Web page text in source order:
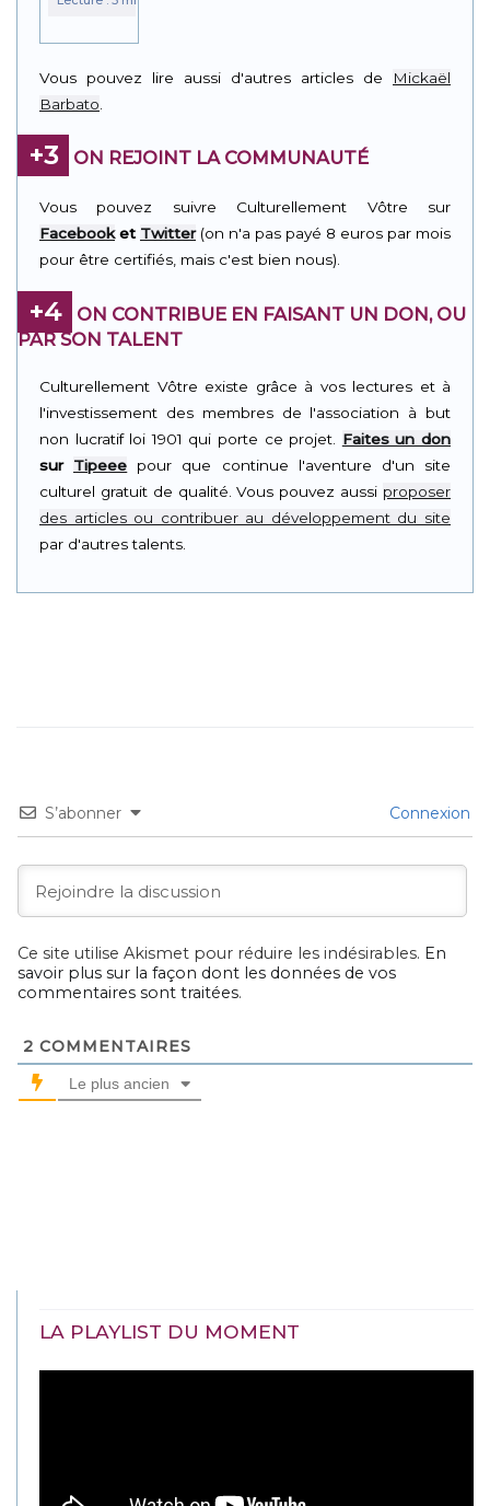
Vous pouvez lire aussi d'autres articles de
Mickaël
Barbato
+3 ON REJOINT LA COMMUNAUTÉ
Vous pouvez suivre Culturellement Vôtre sur
Facebooket Twitter(on n'a pas payé 8 euros par mois
pour être certifiés, mais c'est bien nous).
+4
ON CONTRIBUE EN FAISANT UN DON, OU
PAR SON TALENT
Culturellement Vôtre existe grâce à vos lectures et à
l'investissement des membres de l'association à but
non lucratif loi 1901 qui porte ce projet. Faites un don
sur Tipeee pour que continue l'aventure d'un site
culturel gratuit de qualité. Vous pouvez aussi proposer
des articles ou contribuer au développement du site
par d'autres talents.
S’abonner Connexion
Ce site utilise Akismet pour réduire les indésirables. En
savoir plus sur la façon dont les données de vos
commentaires sont traitées.
2 COMMENTAIRES
Le plus ancien
LA PLAYLIST DU MOMENT